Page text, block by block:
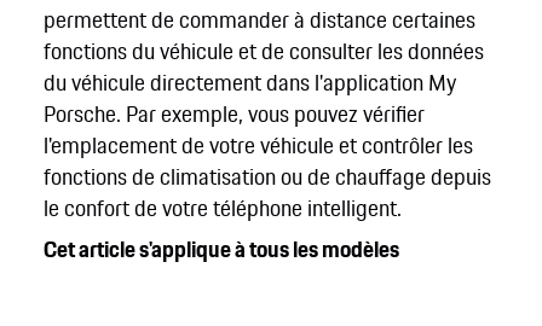
permettent de commander à distance certaines
fonctions du véhicule et de consulter les données
du véhicule directement dans l'application My
Porsche. Par exemple, vous pouvez vérifier
l'emplacement de votre véhicule et contrôler les
fonctions de climatisation ou de chauffage depuis
le confort de votre téléphone intelligent.
Cet article s'applique à tous les modèles